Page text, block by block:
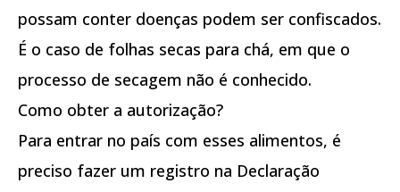
possam conter doenças podem ser confiscados.
É o caso de folhas secas para chá, em que o
processo de secagem não é conhecido.
Como obter a autorização?
Para entrar no país com esses alimentos, é
preciso fazer um registro na Declaração